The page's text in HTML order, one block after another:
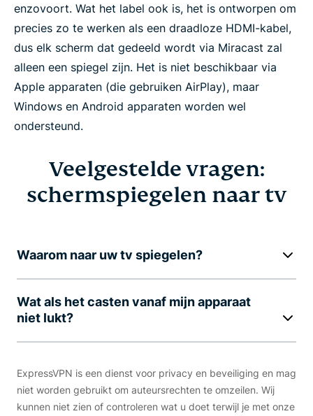
enzovoort. Wat het label ook is, het is ontworpen om
precies zo te werken als een draadloze HDMI-kabel,
dus elk scherm dat gedeeld wordt via Miracast zal
alleen een spiegel zijn. Het is niet beschikbaar via
Apple apparaten (die gebruiken AirPlay), maar
Windows en Android apparaten worden wel
ondersteund.
Veelgestelde vragen:
schermspiegelen naar tv
Waarom naar uw tv spiegelen?
Wat als het casten vanaf mijn apparaat
niet lukt?
ExpressVPN is een dienst voor privacy en beveiliging en mag
niet worden gebruikt om auteursrechten te omzeilen. Wij
kunnen niet zien of controleren wat u doet terwijl je met onze